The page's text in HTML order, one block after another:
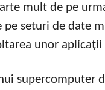
mult de pe
pe seturi de date
unor
supercomputer